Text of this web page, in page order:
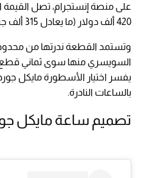
على منصة إنستجرام، تصل القيمة
420 ألف دولار (ما يعادل 315 ألف جنيه إسترليني).
وتستمد القطعة ندرتها من
السويسري منها سوى ثماني قطع
يفسر اختيار الأسطورة مايكل
بالساعات النادرة.
تصميم ساعة مايكل